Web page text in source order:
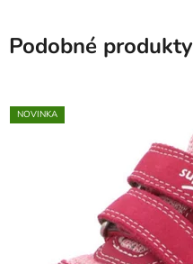
Podobné produkty
NOVINKA